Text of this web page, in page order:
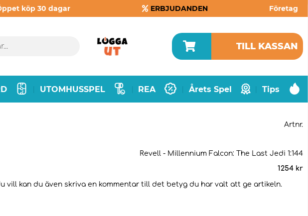
köp 30 dagar ERBJUDANDEN Företag
TILL KASSAN
UTOMHUSSPEL REA Årets Spel Tips
Artnr.
Revell - Millennium Falcon: The Last Jedi 1:144
1254 kr
vill kan du även skriva en kommentar till det betyg du har valt att ge artikeln.